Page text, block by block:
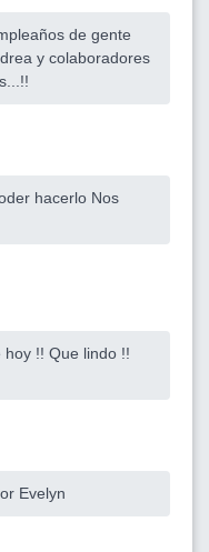
de gente
y colaboradores
hacerlo Nos
!! Que lindo !!
Evelyn